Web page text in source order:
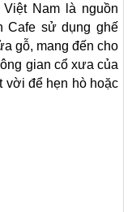
Nam là nguồn
Cafe sử dụng ghế
gỗ, mang đến cho
gian cổ xưa của
vời để hẹn hò hoặc